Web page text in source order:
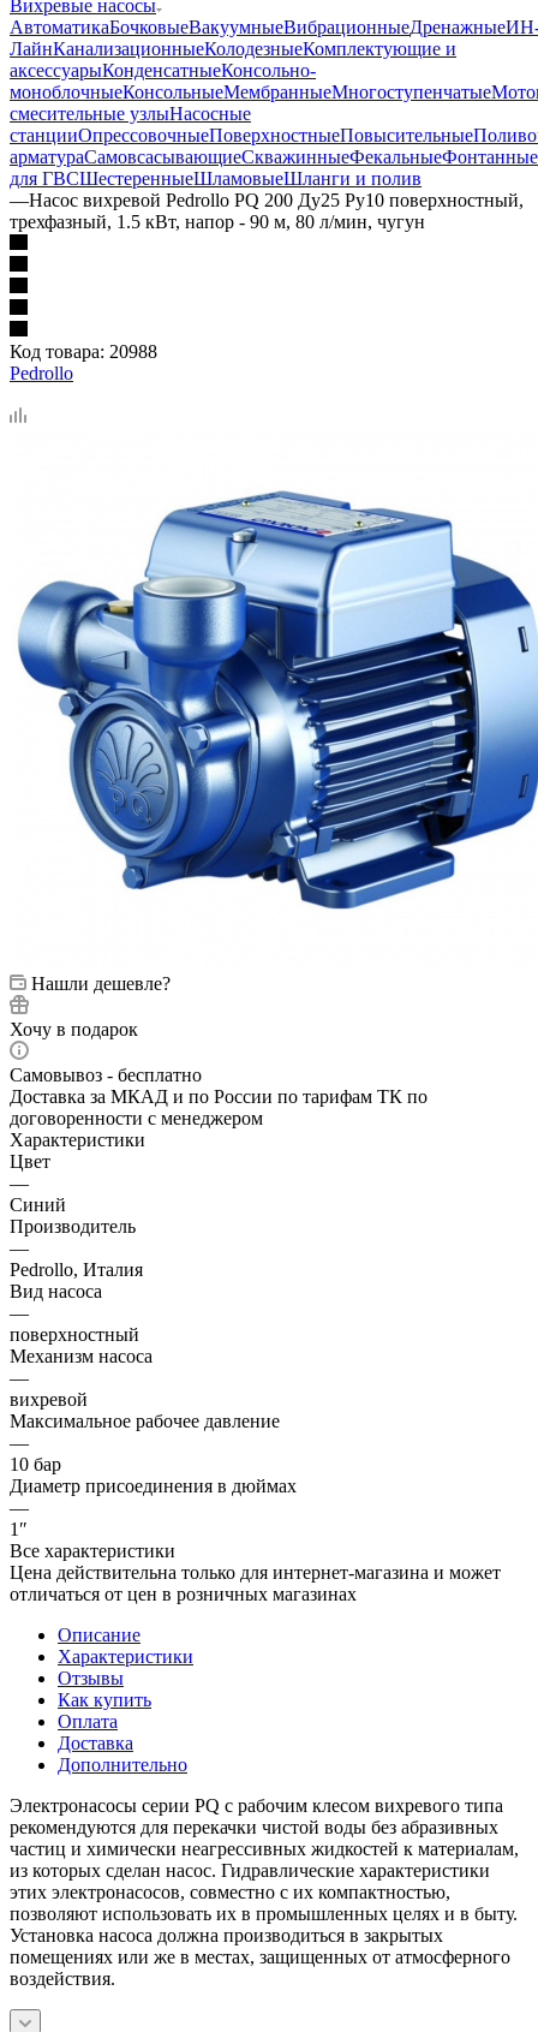
Вихревые насосы
АвтоматикаБочковыеВакуумныеВибрационныеДренажные
ЛайнКанализационныеКолодезныеКомплектующие и
аксессуарыКонденсатныеКонсольно-
моноблочныеКонсольныеМембранныеМногоступенчатые
смесительные узлыНасосные
станцииОпрессовочныеПоверхностныеПовысительные
арматураСамовсасывающиеСкважинныеФекальныеФонтанные
для ГВСШестеренныеШламовыеШланги и полив
—Насос вихревой Pedrollo PQ 200 Ду25 Ру10 поверхностный,
трехфазный, 1.5 кВт, напор - 90 м, 80 л/мин, чугун
Код товара: 20988
Pedrollo
Нашли дешевле?
Хочу в подарок
Самовывоз - бесплатно
Доставка за МКАД и по России по тарифам ТК по
договоренности с менеджером
Характеристики
Цвет
—
Синий
Производитель
—
Pedrollo, Италия
Вид насоса
—
поверхностный
Механизм насоса
—
вихревой
Максимальное рабочее давление
—
10 бар
Диаметр присоединения в дюймах
—
1″
Все характеристики
Цена действительна только для интернет-магазина и может
отличаться от цен в розничных магазинах
Описание
Характеристики
Отзывы
Как купить
Оплата
Доставка
Дополнительно
Электронасосы серии PQ с рабочим клесом вихревого типа
рекомендуются для перекачки чистой воды без абразивных
частиц и химически неагрессивных жидкостей к материалам,
из которых сделан насос. Гидравлические характеристики
этих электронасосов, совместно с их компактностью,
позволяют использовать их в промышленных целях и в быту.
Установка насоса должна производиться в закрытых
помещениях или же в местах, защищенных от атмосферного
воздействия.